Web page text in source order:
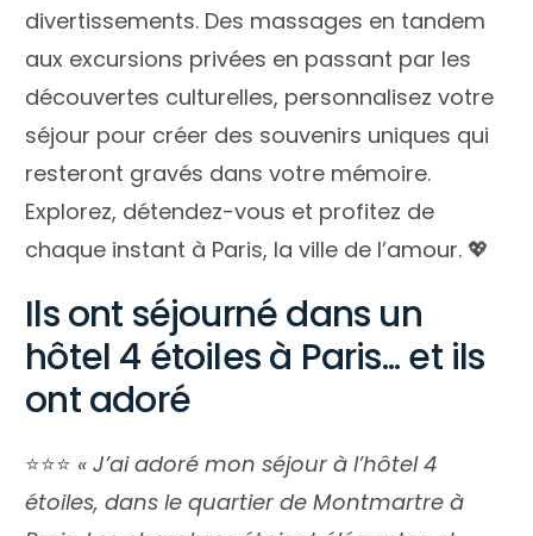
divertissements. Des massages en tandem
aux excursions privées en passant par les
découvertes culturelles, personnalisez votre
séjour pour créer des souvenirs uniques qui
resteront gravés dans votre mémoire.
Explorez, détendez-vous et profitez de
chaque instant à Paris, la ville de l’amour. 💖
Ils ont séjourné dans un
hôtel 4 étoiles à Paris... et ils
ont adoré
⭐️⭐️⭐️ « J’ai adoré mon séjour à l’hôtel 4
étoiles, dans le quartier de Montmartre à